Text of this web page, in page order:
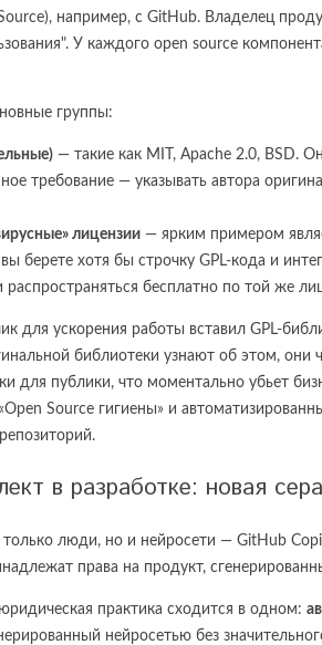
например, с GitHub. Владелец
У каждого open source
группы:
— такие как MIT, Apache 2.0, BSD.
требование — указывать автора
лицензии — ярким примером
берете хотя бы строчку GPL-кода и
бесплатно по той же
для ускорения работы вставил GPL-
библиотеки узнают об этом, они
для публики, что моментально убьет
Source гигиены» и
в разработке: новая
люди, но и нейросети — GitHub
права на продукт,
практика сходится в одном:
нейросетью без